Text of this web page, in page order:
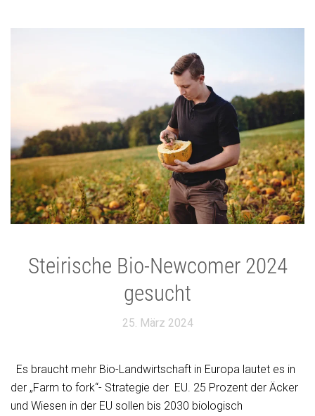
Steirische Bio-Newcomer 2024
gesucht
25. März 2024
Es braucht mehr Bio-Landwirtschaft in Europa lautet es in
der „Farm to fork“- Strategie der EU. 25 Prozent der Äcker
und Wiesen in der EU sollen bis 2030 biologisch